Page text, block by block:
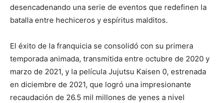
desencadenando una serie de eventos que redefinen la
batalla entre hechiceros y espíritus malditos.
El éxito de la franquicia se consolidó con su primera
temporada animada, transmitida entre octubre de 2020 y
marzo de 2021, y la película Jujutsu Kaisen 0, estrenada
en diciembre de 2021, que logró una impresionante
recaudación de 26.5 mil millones de yenes a nivel